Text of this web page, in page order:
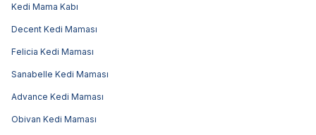
Kedi Mama Kabı
Decent Kedi Maması
Felicia Kedi Maması
Sanabelle Kedi Maması
Advance Kedi Maması
Obivan Kedi Maması